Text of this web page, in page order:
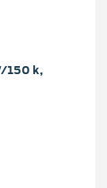
150 k,